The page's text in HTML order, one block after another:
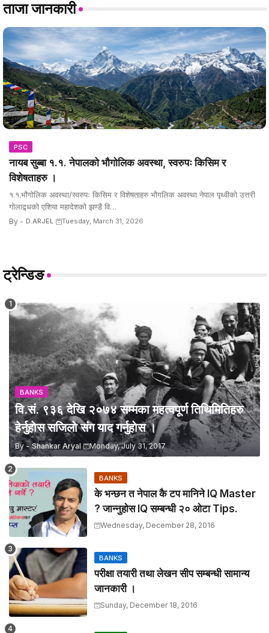
ताजा जानकारी
PSC
नायब सुब्बा १.१. नेपालको भौगोलिक अवस्था, स्वरुपः किसिम र
विशेषताहरु ।
१.१.भौगोलिक अवस्था/स्वरुपः किसिम र विशेषताहरु भौगलिक अवस्था नेपाल पृथ्वीको उत्तरी
गोलाद्र्धको एशिया महादेशको झण्डै वि…
By - D.ARJEL Tuesday, March 31, 2026
ट्रेन्डिङ
BANKS
वि.सं. ९३६ देखि २०७४ सम्मका महत्वपूर्ण तिथिमितिहरु
हेर्नुहाेस सजिलाे संग याद गर्नुहाेस ।
By - Shankar Aryal Monday, July 31, 2017
BANKS
के भन्छन त नेपाल कै टप मानिने IQ Master
? जान्नुहाेस IQ सम्बन्धी २० ओटा Tips.
Wednesday, December 28, 2016
BANKS
परीक्षा तयारी तथा लेखन सीप सम्बन्धी सामान्य
जानकारी ।
Sunday, December 18, 2016